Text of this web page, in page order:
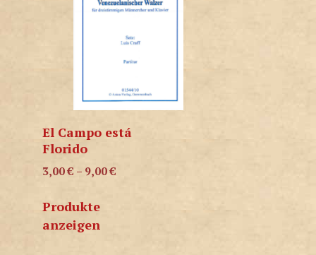
El Campo está
Florido
3,00€ – 9,00€
Produkte
anzeigen